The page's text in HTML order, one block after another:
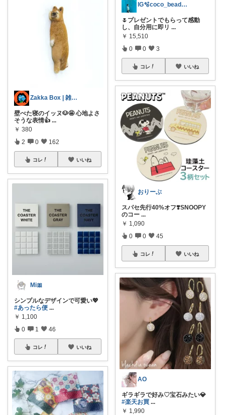
Zakka Box | 雑貨好き🤖
壁べた寝のイッヌ🐶🤩 心地よさ
そうな表情👍 ...
￥ 380
2 0 162
コレ いいね
Mi🎀
シンプルなデザインで可愛い💖
#あったら便 ...
￥ 1,100
0 1 46
コレ いいね
IG🫧coco_beads_ring
🌷プレゼントでもらって感動
し、自分用に即リ ...
￥ 15,510
0 0 3
コレ いいね
おりーぶ
スパセ先行40%オフ❣️SNOOPY
のコー ...
￥ 1,090
0 0 45
コレ いいね
AO
ギラギラで好み♡宝石みたい💎
#楽天お買 ...
￥ 1,990